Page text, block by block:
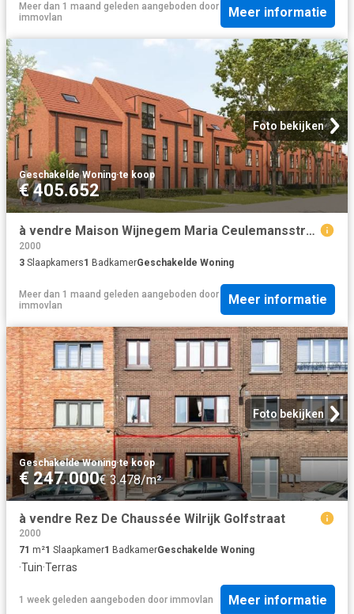
Meer dan 1 maand geleden aangeboden door
immovlan
Meer informatie
Foto bekijken
Geschakelde Woning·te koop
€ 405.652
à vendre Maison Wijnegem Maria Ceulemansstraat
2000
3 Slaapkamers1 BadkamerGeschakelde Woning
Meer dan 1 maand geleden aangeboden door
immovlan
Meer informatie
Foto bekijken
Geschakelde Woning·te koop
€ 247.000€ 3.478/m²
à vendre Rez De Chaussée Wilrijk Golfstraat
2000
71 m²1 Slaapkamer1 BadkamerGeschakelde Woning
·Tuin·Terras
1 week geleden aangeboden door immovlan Meer informatie